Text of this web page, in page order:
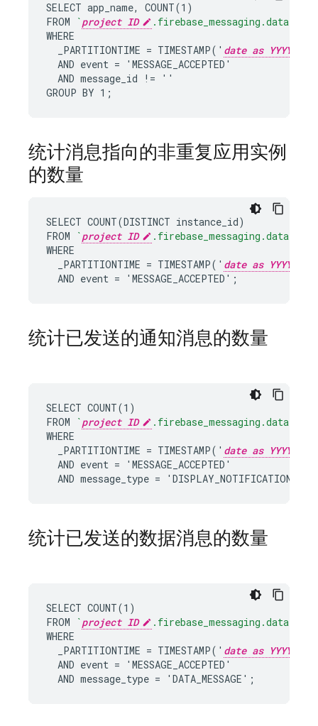
SELECT app_name, COUNT(1)
FROM
`project ID
.firebase_messaging.data`
WHERE
  _PARTITIONTIME = TIMESTAMP('
date as YYYY-MM-
  AND event = 'MESSAGE_ACCEPTED'
  AND message_id != ''
GROUP BY 1;
统计消息指向的非重复应用实例
的数量
SELECT COUNT(DISTINCT instance_id)
FROM
`project ID
.firebase_messaging.data`
WHERE
  _PARTITIONTIME = TIMESTAMP('
date as YYYY-MM-
  AND event = 'MESSAGE_ACCEPTED';
统计已发送的通知消息的数量
SELECT COUNT(1)
FROM
`project ID
.firebase_messaging.data`
WHERE
  _PARTITIONTIME = TIMESTAMP('
date as YYYY-MM-
  AND event = 'MESSAGE_ACCEPTED'
  AND message_type = 'DISPLAY_NOTIFICATION';
统计已发送的数据消息的数量
SELECT COUNT(1)
FROM
`project ID
.firebase_messaging.data`
WHERE
  _PARTITIONTIME = TIMESTAMP('
date as YYYY-MM-
  AND event = 'MESSAGE_ACCEPTED'
  AND message_type = 'DATA_MESSAGE';